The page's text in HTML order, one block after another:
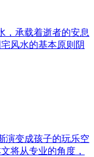
，承载着逝者的安息
风水的基本原则阴
演变成孩子的玩乐空
将从专业的角度，